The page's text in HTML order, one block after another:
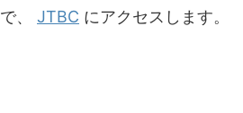
、 JTBC にアクセスします。